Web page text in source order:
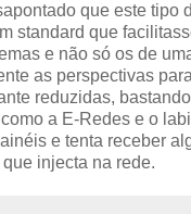
que este tipo
standard que
e não só os de
as perspectivas
reduzidas,
a E-Redes e o
e tenta receber
injecta na rede.